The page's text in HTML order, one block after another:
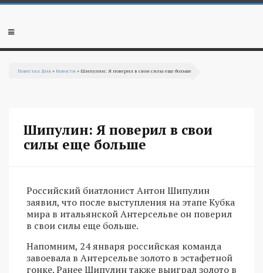
Перейти к основному содержанию
Мобильное
Повестка Дня »Новости » Шипулин: Я поверил в свои силы еще больше
Шипулин: Я поверил в свои
силы еще больше
Российский биатлонист Антон Шипулин
заявил, что после выступления на этапе Кубка
мира в итальянской Антерсельве он поверил
в свои силы еще больше.
Напомним, 24 января российская команда
завоевала в Антерсельве золото в эстафетной
гонке. Ранее Шипулин также выиграл золото в